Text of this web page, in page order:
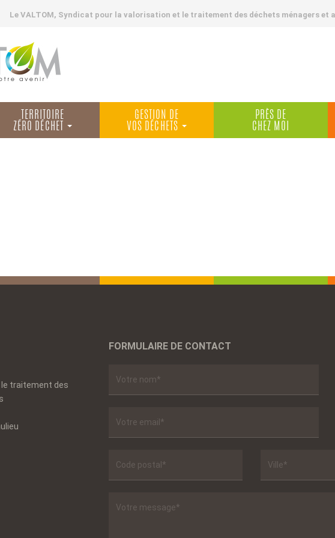
Le VALTOM, Syndicat pour la valorisation et le traitement des déchets ménagers et
TERRITOIRE
ZÉRO DÉCHET
GESTION DE
VOS DÉCHETS
PRÈS DE
CHEZ MOI
le traitement des
FORMULAIRE DE CONTACT